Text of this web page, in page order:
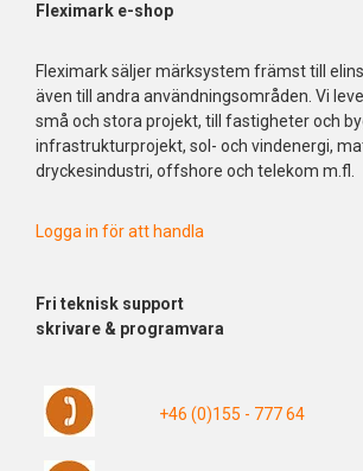
Fleximark e-shop
Fleximark säljer märksystem främst till
även till andra användningsområden. Vi
små och stora projekt, till fastigheter och
infrastrukturprojekt, sol- och vindenergi,
dryckesindustri, offshore och telekom m.fl.
Logga in för att handla
Fri teknisk support
skrivare & programvara
+46 (0)155 - 777 64